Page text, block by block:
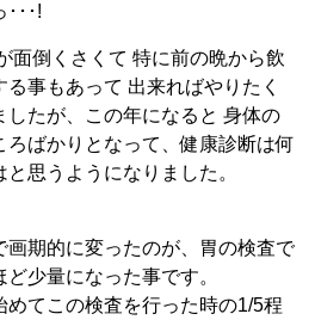
･･･!
倒くさくて 特に前の晩から飲
事もあって 出来ればやりたく
したが、この年になると 身体の
ろばかりとなって、健康診断は何
思うようになりました。
期的に変ったのが、胃の検査で
少量になった事です。
てこの検査を行った時の1/5程